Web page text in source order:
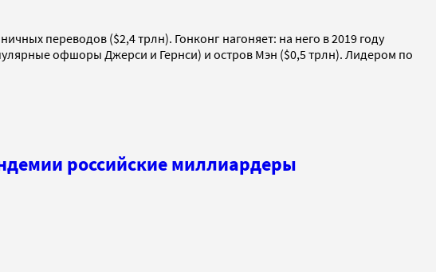
переводов ($2,4 трлн). Гонконг нагоняет: на него в 2019 году
офшоры Джерси и Гернси) и остров Мэн ($0,5 трлн). Лидером по
российские миллиардеры